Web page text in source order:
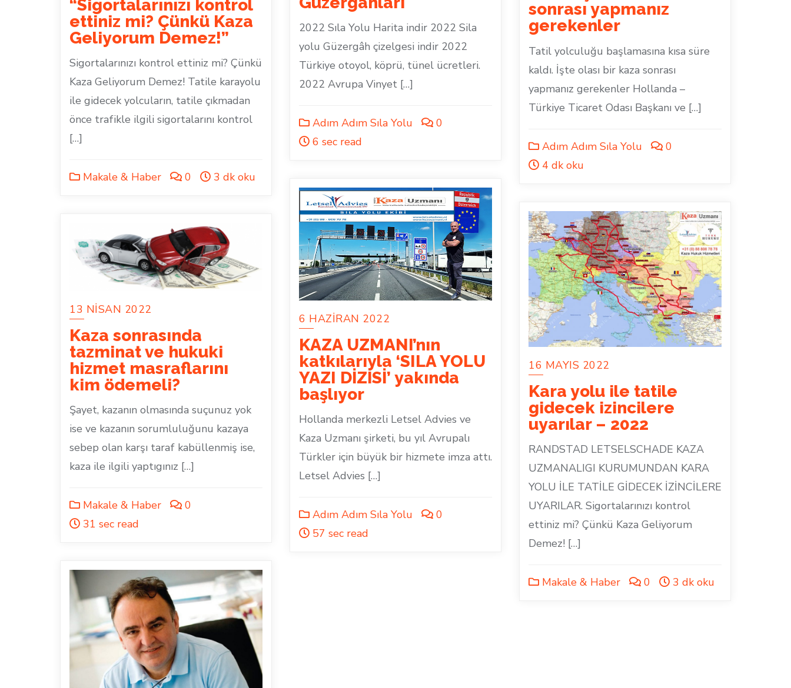
2022 Sıla Yolu Harita indir 2022 Sila
yolu Güzergâh çizelgesi indir 2022
Türkiye otoyol, köprü, tünel ücretleri.
2022 Avrupa Vinyet […]
Adım Adım Sıla Yolu
0
6 sec read
sonrası yapmanız
gerekenler
Tatil yolculuğu başlamasına kısa süre
kaldı. İşte olası bir kaza sonrası
yapmanız gerekenler Hollanda –
Türkiye Ticaret Odası Başkanı ve […]
Adım Adım Sıla Yolu
0
4 dk oku
“Sigortalarınızı kontrol
ettiniz mi? Çünkü Kaza
Geliyorum Demez!”
Sigortalarınızı kontrol ettiniz mi? Çünkü
Kaza Geliyorum Demez! Tatile karayolu
ile gidecek yolcuların, tatile çıkmadan
önce trafikle ilgili sigortalarını kontrol
[…]
Makale & Haber 0 3 dk oku
6 HAZIRAN 2022
KAZA UZMANI’nın
katkılarıyla ‘SILA YOLU
YAZI DİZİSİ’ yakında
başlıyor
Hollanda merkezli Letsel Advies ve
Kaza Uzmanı şirketi, bu yıl Avrupalı
Türkler için büyük bir hizmete imza attı.
Letsel Advies […]
Adım Adım Sıla Yolu
0
57 sec read
16 MAYIS 2022
Kara yolu ile tatile
gidecek izincilere
uyarılar – 2022
RANDSTAD LETSELSCHADE KAZA
UZMANALIGI KURUMUNDAN KARA
YOLU İLE TATİLE GİDECEK İZİNCİLERE
UYARILAR. Sigortalarınızı kontrol
ettiniz mi? Çünkü Kaza Geliyorum
Demez! […]
Makale & Haber 0 3 dk oku
13 NISAN 2022
Kaza sonrasında
tazminat ve hukuki
hizmet masraflarını
kim ödemeli?
Şayet, kazanın olmasında suçunuz yok
ise ve kazanın sorumluluğunu kazaya
sebep olan karşı taraf kabüllenmiş ise,
kaza ile ilgili yaptıgınız […]
Makale & Haber
0
31 sec read